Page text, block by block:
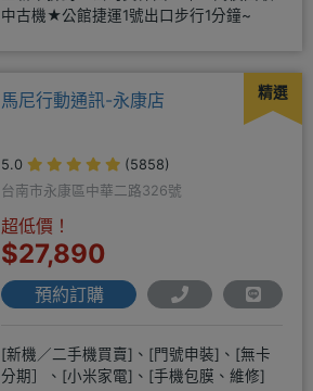
中古機★公館捷運1號出口步行1分鐘~
精選
馬尼行動通訊-永康店
5.0
(5858)
台南市永康區中華二路326號
超低價！
$27,890
預約訂購
[新機／二手機買賣]、[門號申裝]、[無卡
分期］、[小米家電]、[手機包膜、維修]